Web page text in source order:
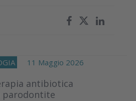
11 Maggio 2026
antibiotica
parodontite